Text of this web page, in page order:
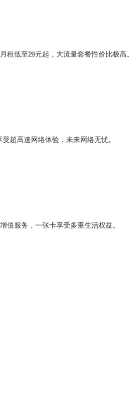
租低至29元起，大流量套餐性价比极高。
超高速网络体验，未来网络无忧。
值服务，一张卡享受多重生活权益。